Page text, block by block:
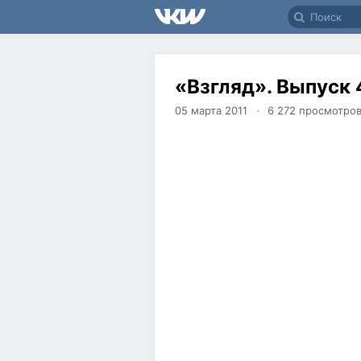
«Взгляд». Выпуск
05 марта 2011 6 272 просмотров